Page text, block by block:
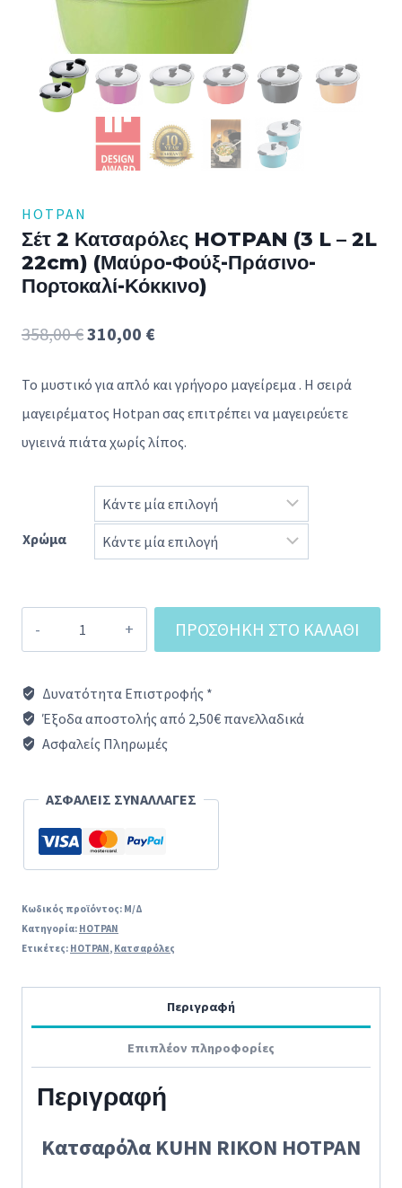
HOTPAN
Σέτ 2 Κατσαρόλες HOTPAN (3 L – 2L
22cm) (Μαύρο-Φούξ-Πράσινο-
Πορτοκαλί-Κόκκινο)
358,00€Original
was:
358,00 €.
310,00 €Η
είναι:
Το μυστικό για απλό και γρήγορο μαγείρεμα . Η σειρά
μαγειρέματος Hotpan σας επιτρέπει να μαγειρεύετε
υγιεινά πιάτα χωρίς λίπος.
Χρώμα
2
HOTPAN
(3
22cm)
Φούξ-
Πράσινο-
ποσότητα
ΠΡΟΣΘΉΚΗ ΣΤΟ ΚΑΛΆΘΙ
Δυνατότητα Επιστροφής *
Έξοδα αποστολής από 2,50€ πανελλαδικά
Ασφαλείς Πληρωμές
ΑΣΦΑΛΕΙΣ ΣΥΝΑΛΛΑΓΕΣ
Κωδικός προϊόντος: Μ/Δ
Κατηγορία: HOTPAN
Ετικέτες: HOTPAN, Κατσαρόλες
Περιγραφή
Επιπλέον πληροφορίες
Περιγραφή
Κατσαρόλα KUHN RIKON HOTPAN